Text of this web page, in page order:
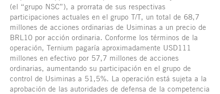
(el “grupo NSC”), a prorrata de sus respectivas
participaciones actuales en el grupo T/T, un total de 68,7
millones de acciones ordinarias de Usiminas a un precio de
BRL10 por acción ordinaria. Conforme los términos de la
operación, Ternium pagaría aproximadamente USD111
millones en efectivo por 57,7 millones de acciones
ordinarias, aumentando su participación en el grupo de
control de Usiminas a 51,5%. La operación está sujeta a la
aprobación de las autoridades de defensa de la competencia